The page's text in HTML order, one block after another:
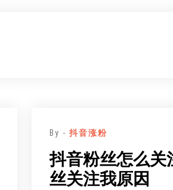
By - 抖音涨粉
抖音粉丝怎么关
丝关注我原因